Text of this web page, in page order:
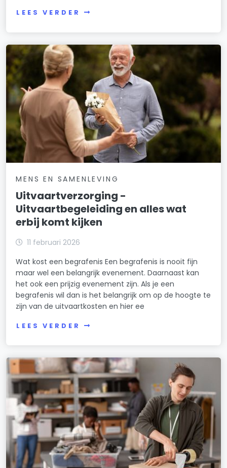
LEES VERDER
MENS EN SAMENLEVING
Uitvaartverzorging -
Uitvaartbegeleiding en alles wat
erbij komt kijken
11 februari 2026
Wat kost een begrafenis Een begrafenis is nooit fijn
maar wel een belangrijk evenement. Daarnaast kan
het ook een prijzig evenement zijn. Als je een
begrafenis wil dan is het belangrijk om op de hoogte te
zijn van de uitvaartkosten en hier ee
LEES VERDER